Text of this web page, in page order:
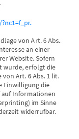
von Art. 6 Abs.
an einer
Website. Sofern
wurde, erfolgt die
Art. 6 Abs. 1 lit.
Einwilligung die
auf Informationen
im Sinne
widerrufbar.